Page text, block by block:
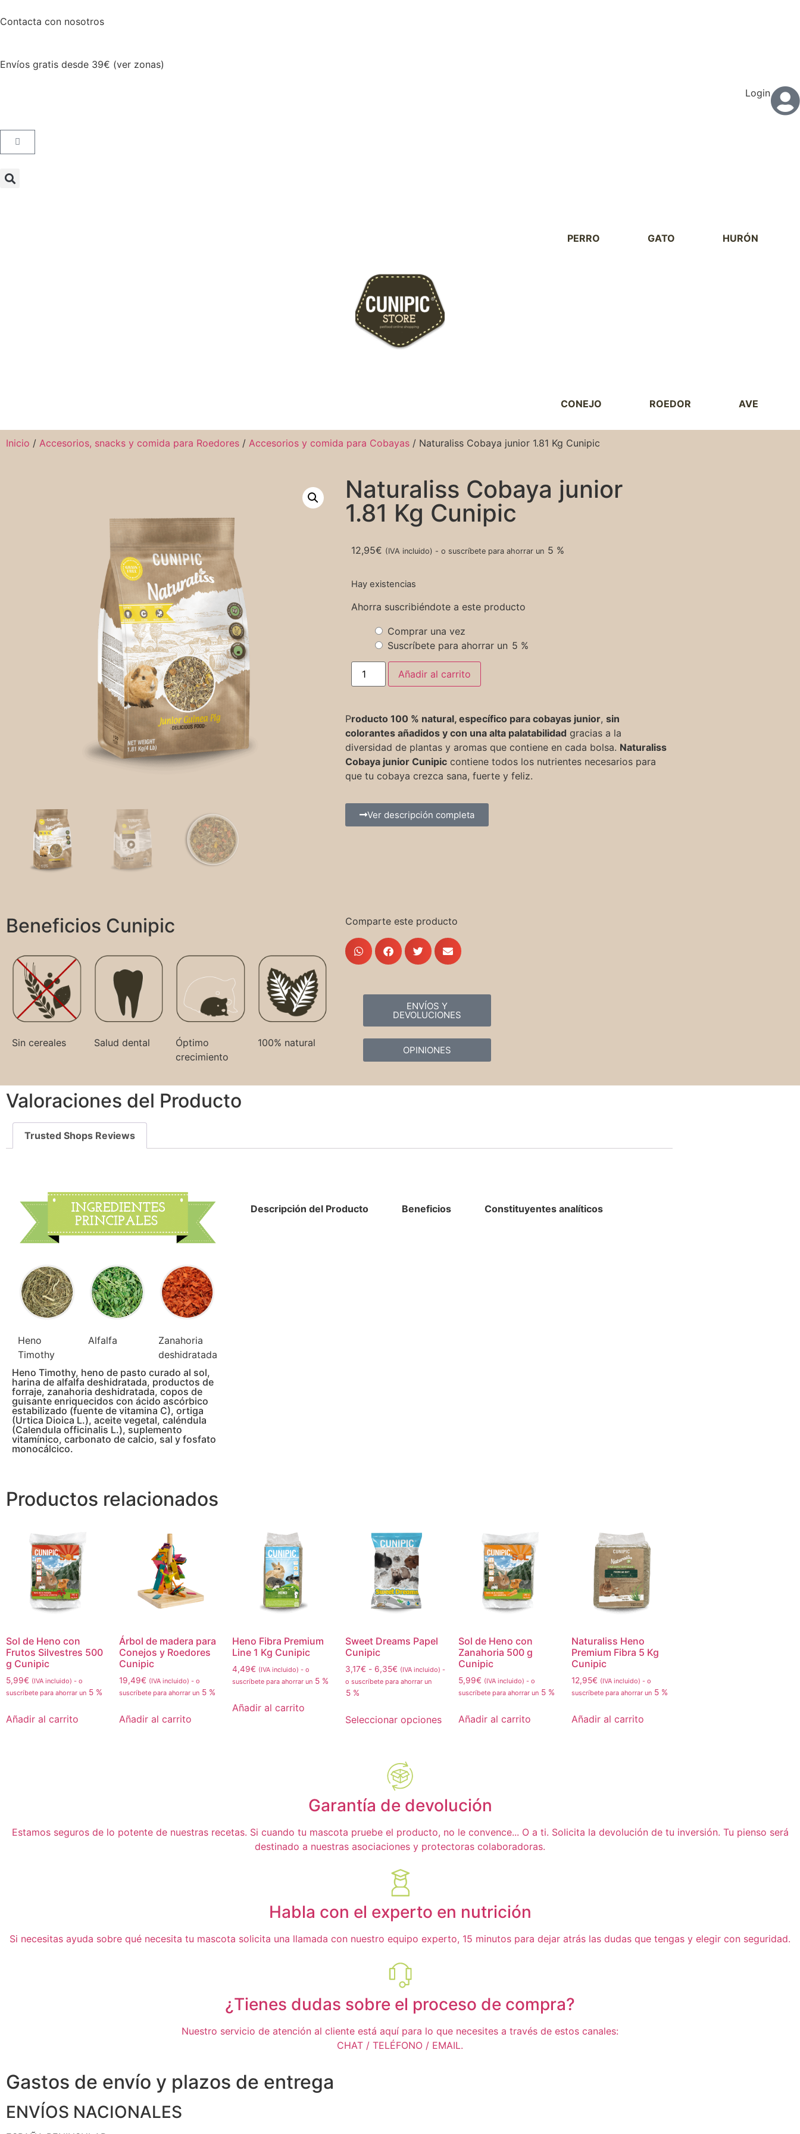
Contacta con nosotros
Envíos gratis desde 39€ (ver zonas)
Login
PERRO GATO HURÓN
CONEJO ROEDOR AVE
Inicio / Accesorios, snacks y comida para Roedores / Accesorios y comida para Cobayas / Naturaliss Cobaya junior 1.81 Kg Cunipic
Naturaliss Cobaya junior
1.81 Kg Cunipic
12,95€ (IVA incluido) - o suscríbete para ahorrar un 5 %
Hay existencias
Ahorra suscribiéndote a este producto
Comprar una vez
Suscríbete para ahorrar un 5 %
Añadir al carrito
Producto 100 % natural, específico para cobayas junior, sin
colorantes añadidos y con una alta palatabilidad gracias a la
diversidad de plantas y aromas que contiene en cada bolsa. Naturaliss
Cobaya junior Cunipic contiene todos los nutrientes necesarios para
que tu cobaya crezca sana, fuerte y feliz.
Ver descripción completa
Beneficios Cunipic
Sin cereales Salud dental
Óptimo
crecimiento
100% natural
Comparte este producto
ENVÍOS Y
DEVOLUCIONES
OPINIONES
Valoraciones del Producto
Trusted Shops Reviews
Heno
Timothy
Alfalfa
Zanahoria
deshidratada
Heno Timothy, heno de pasto curado al sol,
harina de alfalfa deshidratada, productos de
forraje, zanahoria deshidratada, copos de
guisante enriquecidos con ácido ascórbico
estabilizado (fuente de vitamina C), ortiga
(Urtica Dioica L.), aceite vegetal, caléndula
(Calendula officinalis L.), suplemento
vitamínico, carbonato de calcio, sal y fosfato
monocálcico.
Descripción del Producto Beneficios Constituyentes analíticos
Productos relacionados
Sol de Heno con
Frutos Silvestres 500
g Cunipic
5,99€ (IVA incluido) - o
suscríbete para ahorrar un 5 %
Añadir al carrito
Árbol de madera para
Conejos y Roedores
Cunipic
19,49€ (IVA incluido) - o
suscríbete para ahorrar un 5 %
Añadir al carrito
Heno Fibra Premium
Line 1 Kg Cunipic
4,49€ (IVA incluido) - o
suscríbete para ahorrar un 5 %
Añadir al carrito
Sweet Dreams Papel
Cunipic
3,17€ - 6,35€ (IVA incluido) -
o suscríbete para ahorrar un
5 %
Seleccionar opciones
Sol de Heno con
Zanahoria 500 g
Cunipic
5,99€ (IVA incluido) - o
suscríbete para ahorrar un 5 %
Añadir al carrito
Naturaliss Heno
Premium Fibra 5 Kg
Cunipic
12,95€ (IVA incluido) - o
suscríbete para ahorrar un 5 %
Añadir al carrito
Garantía de devolución
Estamos seguros de lo potente de nuestras recetas. Si cuando tu mascota pruebe el producto, no le convence... O a ti. Solicita la devolución de tu inversión. Tu pienso será
destinado a nuestras asociaciones y protectoras colaboradoras.
Habla con el experto en nutrición
Si necesitas ayuda sobre qué necesita tu mascota solicita una llamada con nuestro equipo experto, 15 minutos para dejar atrás las dudas que tengas y elegir con seguridad.
¿Tienes dudas sobre el proceso de compra?
Nuestro servicio de atención al cliente está aquí para lo que necesites a través de estos canales:
CHAT / TELÉFONO / EMAIL.
Gastos de envío y plazos de entrega
ENVÍOS NACIONALES